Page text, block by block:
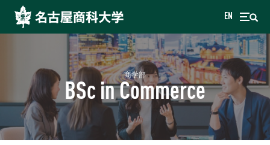
EN
商学部
BSc in Commerce